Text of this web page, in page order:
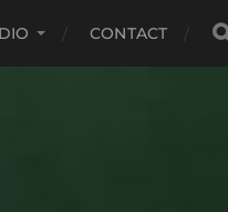
CONTACT